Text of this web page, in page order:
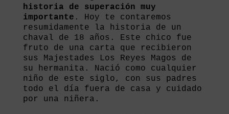
historia de superación muy
importante . Hoy te contaremos
resumidamente la historia de un
chaval de 18 años. Este chico fue
fruto de una carta que recibieron
sus Majestades Los Reyes Magos de
su hermanita. Nació como cualquier
niño de este siglo, con sus padres
todo el día fuera de casa y cuidado
por una niñera.